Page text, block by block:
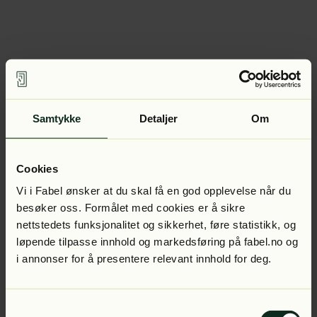
Samtykke Detaljer Om
Cookies
Vi i Fabel ønsker at du skal få en god opplevelse når du
besøker oss. Formålet med cookies er å sikre
nettstedets funksjonalitet og sikkerhet, føre statistikk, og
løpende tilpasse innhold og markedsføring på fabel.no og
i annonser for å presentere relevant innhold for deg.